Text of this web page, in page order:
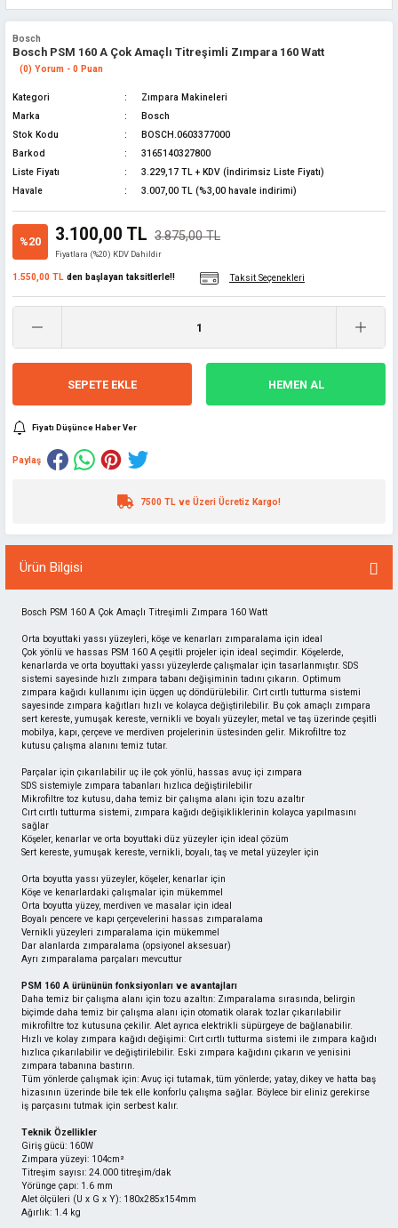
Bosch
Bosch PSM 160 A Çok Amaçlı Titreşimli Zımpara 160 Watt
(0) Yorum - 0 Puan
Kategori
Zımpara Makineleri
Marka
Bosch
Stok Kodu
BOSCH.0603377000
Barkod
3165140327800
Liste Fiyatı
3.229,17 TL + KDV (İndirimsiz Liste Fiyatı)
Havale
3.007,00 TL (%3,00 havale indirimi)
%20 3.100,00 TL 3.875,00 TL
Fiyatlara (%20) KDV Dahildir
1.550,00 TL den başlayan taksitlerle!! Taksit Seçenekleri
SEPETE EKLE HEMEN AL
Fiyatı Düşünce Haber Ver
Paylaş
7500 TL ve Üzeri Ücretiz Kargo!
Ürün Bilgisi
Bosch PSM 160 A Çok Amaçlı Titreşimli Zımpara 160 Watt
Orta boyuttaki yassı yüzeyleri, köşe ve kenarları zımparalama için ideal
Çok yönlü ve hassas PSM 160 A çeşitli projeler için ideal seçimdir. Köşelerde,
kenarlarda ve orta boyuttaki yassı yüzeylerde çalışmalar için tasarlanmıştır. SDS
sistemi sayesinde hızlı zımpara tabanı değişiminin tadını çıkarın. Optimum
zımpara kağıdı kullanımı için üçgen uç döndürülebilir. Cırt cırtlı tutturma sistemi
sayesinde zımpara kağıtları hızlı ve kolayca değiştirilebilir. Bu çok amaçlı zımpara
sert kereste, yumuşak kereste, vernikli ve boyalı yüzeyler, metal ve taş üzerinde çeşitli
mobilya, kapı, çerçeve ve merdiven projelerinin üstesinden gelir. Mikrofiltre toz
kutusu çalışma alanını temiz tutar.
Parçalar için çıkarılabilir uç ile çok yönlü, hassas avuç içi zımpara
SDS sistemiyle zımpara tabanları hızlıca değiştirilebilir
Mikrofiltre toz kutusu, daha temiz bir çalışma alanı için tozu azaltır
Cırt cırtlı tutturma sistemi, zımpara kağıdı değişikliklerinin kolayca yapılmasını
sağlar
Köşeler, kenarlar ve orta boyuttaki düz yüzeyler için ideal çözüm
Sert kereste, yumuşak kereste, vernikli, boyalı, taş ve metal yüzeyler için
Orta boyutta yassı yüzeyler, köşeler, kenarlar için
Köşe ve kenarlardaki çalışmalar için mükemmel
Orta boyutta yüzey, merdiven ve masalar için ideal
Boyalı pencere ve kapı çerçevelerini hassas zımparalama
Vernikli yüzeyleri zımparalama için mükemmel
Dar alanlarda zımparalama (opsiyonel aksesuar)
Ayrı zımparalama parçaları mevcuttur
PSM 160 A ürününün fonksiyonları ve avantajları
Daha temiz bir çalışma alanı için tozu azaltın: Zımparalama sırasında, belirgin
biçimde daha temiz bir çalışma alanı için otomatik olarak tozlar çıkarılabilir
mikrofiltre toz kutusuna çekilir. Alet ayrıca elektrikli süpürgeye de bağlanabilir.
Hızlı ve kolay zımpara kağıdı değişimi: Cırt cırtlı tutturma sistemi ile zımpara kağıdı
hızlıca çıkarılabilir ve değiştirilebilir. Eski zımpara kağıdını çıkarın ve yenisini
zımpara tabanına bastırın.
Tüm yönlerde çalışmak için: Avuç içi tutamak, tüm yönlerde; yatay, dikey ve hatta baş
hizasının üzerinde bile tek elle konforlu çalışma sağlar. Böylece bir eliniz gerekirse
iş parçasını tutmak için serbest kalır.
Teknik Özellikler
Giriş gücü: 160W
Zımpara yüzeyi: 104cm²
Titreşim sayısı: 24.000 titreşim/dak
Yörünge çapı: 1.6 mm
Alet ölçüleri (U x G x Y): 180x285x154mm
Ağırlık: 1.4 kg